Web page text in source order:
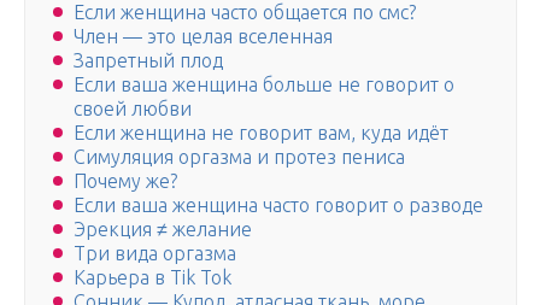
Если женщина часто общается по смс?
Член — это целая вселенная
Запретный плод
Если ваша женщина больше не говорит о
своей любви
Если женщина не говорит вам, куда идёт
Симуляция оргазма и протез пениса
Почему же?
Если ваша женщина часто говорит о разводе
Эрекция ≠ желание
Три вида оргазма
Карьера в Tik Tok